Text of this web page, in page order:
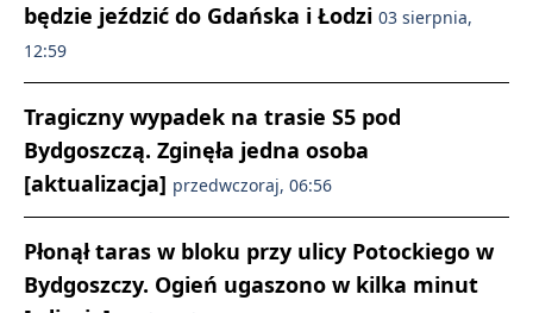
będzie jeździć do Gdańska i Łodzi 03 sierpnia,
12:59
Tragiczny wypadek na trasie S5 pod
Bydgoszczą. Zginęła jedna osoba
[aktualizacja] przedwczoraj, 06:56
Płonął taras w bloku przy ulicy Potockiego w
Bydgoszczy. Ogień ugaszono w kilka minut